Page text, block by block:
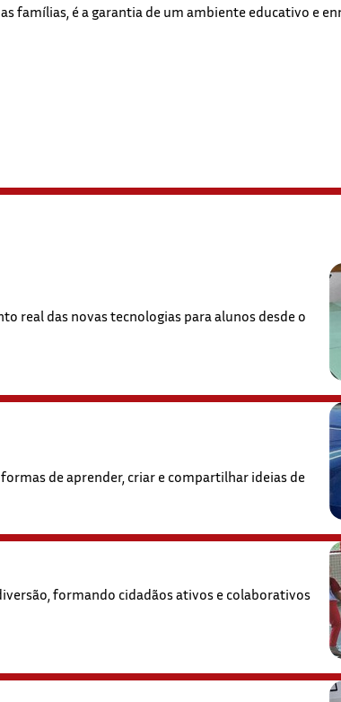
as famílias, é a garantia de um ambiente educativo e
real das novas tecnologias para alunos desde o
de aprender, criar e compartilhar ideias de
formando cidadãos ativos e colaborativos